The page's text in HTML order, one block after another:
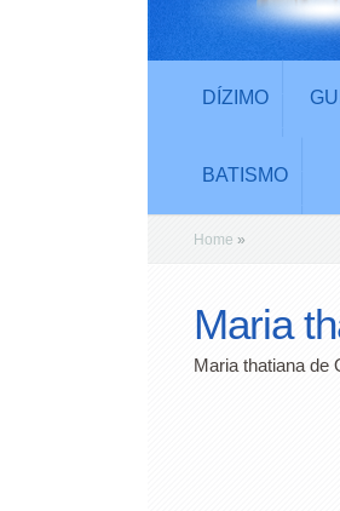
DÍZIMO
BATISMO
Home »
Maria
Maria thatiana de